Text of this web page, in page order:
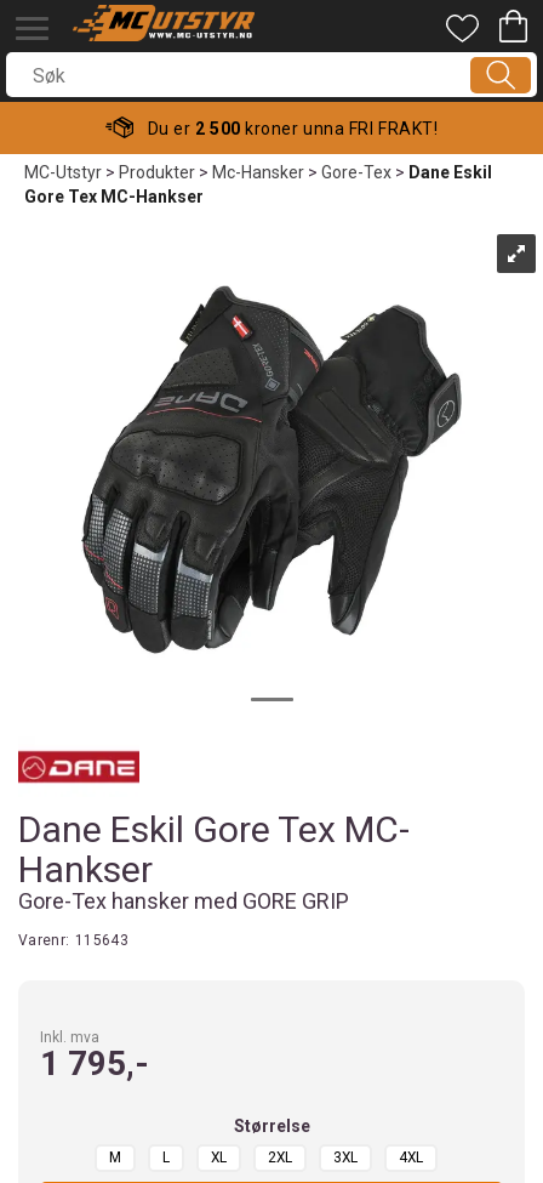
Du er 2 500 kroner unna FRI FRAKT!
MC-Utstyr>Produkter>Mc-Hansker>Gore-Tex> Dane Eskil
Gore Tex MC-Hankser
Dane Eskil Gore Tex MC-
Hankser
Gore-Tex hansker med GORE GRIP
Varenr: 115643
Inkl. mva
1 795,-
Størrelse
M L XL 2XL 3XL 4XL